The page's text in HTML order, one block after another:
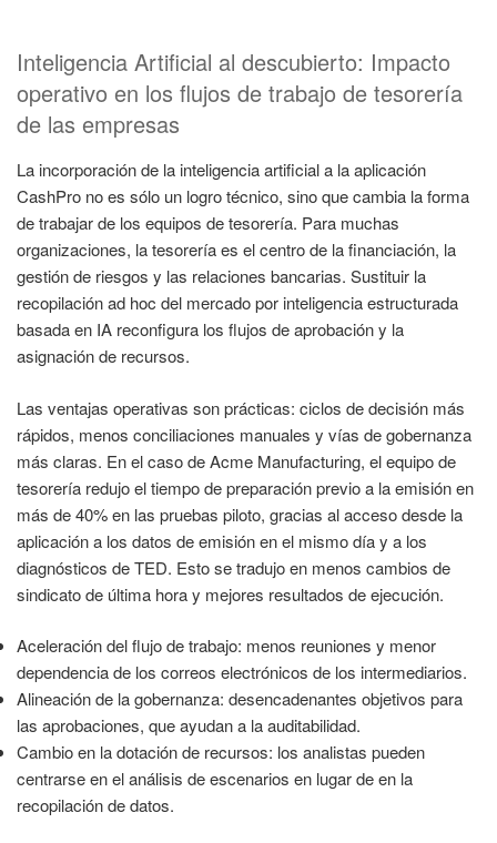
Inteligencia Artificial al descubierto: Impacto
operativo en los flujos de trabajo de tesorería
de las empresas
La incorporación de la inteligencia artificial a la aplicación
CashPro no es sólo un logro técnico, sino que cambia la forma
de trabajar de los equipos de tesorería. Para muchas
organizaciones, la tesorería es el centro de la financiación, la
gestión de riesgos y las relaciones bancarias. Sustituir la
recopilación ad hoc del mercado por inteligencia estructurada
basada en IA reconfigura los flujos de aprobación y la
asignación de recursos.
Las ventajas operativas son prácticas: ciclos de decisión más
rápidos, menos conciliaciones manuales y vías de gobernanza
más claras. En el caso de Acme Manufacturing, el equipo de
tesorería redujo el tiempo de preparación previo a la emisión en
más de 40% en las pruebas piloto, gracias al acceso desde la
aplicación a los datos de emisión en el mismo día y a los
diagnósticos de TED. Esto se tradujo en menos cambios de
sindicato de última hora y mejores resultados de ejecución.
Aceleración del flujo de trabajo: menos reuniones y menor
dependencia de los correos electrónicos de los intermediarios.
Alineación de la gobernanza: desencadenantes objetivos para
las aprobaciones, que ayudan a la auditabilidad.
Cambio en la dotación de recursos: los analistas pueden
centrarse en el análisis de escenarios en lugar de en la
recopilación de datos.